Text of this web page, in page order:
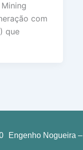
com
que
Engenho Nogueira –